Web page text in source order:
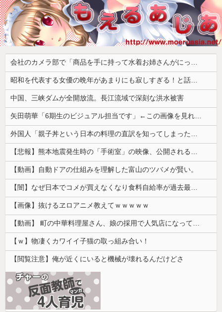
会社のカメラ部で「商品を手に持って水着お姉さんがにっこり」を撮影、だがお姉さんは素人アルバイトで親バレした結果……
昭和を代表する女優の晩年があまりにも寂しすぎる！と話題に、自身の子供を餓死する寸前までネグレクトした挙句……
中国、三峡ダムが全開放流。長江流域で深刻な洪水被害
矢田萌華「6期生のビジュアル担当です」←この画像を見れば誰もが納得【画像あり】
外国人「親子丼という日本の料理の直訳を知ってしまった…」
【悲報】熊本地震発生時の「手術室」の映像、公開される。医療従事者って凄いなｗｗｗｗ
【動画】自動ドアの仕組みを理解した富山のツバメが賢い。
【闇】なぜ日本でコメが買えなくなり食料自給率が過去最低に並んだのか？
【画像】抜けるヱロアニメ教えてｗｗｗｗｗ
【動画】 町の中華料理屋さん、娘の採用で人気店になってしまう
【ｗ】物凄くカワイイ子猫の取っ組み合い！
【閲覧注意】俺が近くにいると機械が壊れるんだけどさ